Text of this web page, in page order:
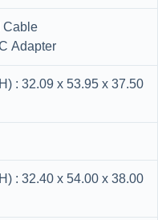
Cable
Adapter
: 32.09 x 53.95 x 37.50
: 32.40 x 54.00 x 38.00